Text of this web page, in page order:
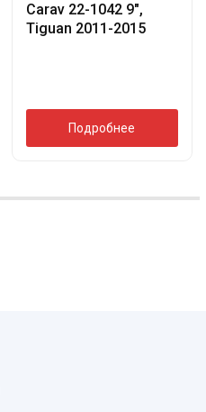
Carav 22-1042 9″,
Tiguan 2011-2015
Подробнее